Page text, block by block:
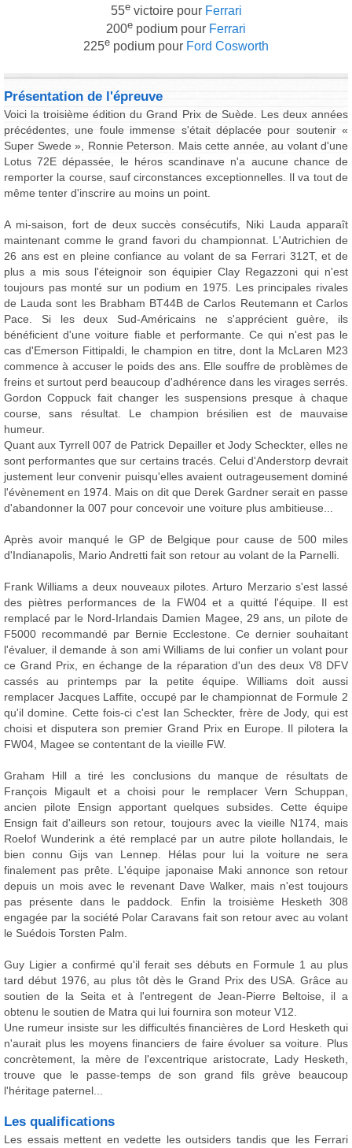
55evictoire pour Ferrari
200e podium pour Ferrari
225e podium pour Ford Cosworth
Présentation de l'épreuve
Voici la troisième édition du Grand Prix de Suède. Les deux années
précédentes, une foule immense s'était déplacée pour soutenir «
Super Swede », Ronnie Peterson. Mais cette année, au volant d'une
Lotus 72E dépassée, le héros scandinave n'a aucune chance de
remporter la course, sauf circonstances exceptionnelles. Il va tout de
même tenter d'inscrire au moins un point.
A mi-saison, fort de deux succès consécutifs, Niki Lauda apparaît
maintenant comme le grand favori du championnat. L'Autrichien de
26 ans est en pleine confiance au volant de sa Ferrari 312T, et de
plus a mis sous l'éteignoir son équipier Clay Regazzoni qui n'est
toujours pas monté sur un podium en 1975. Les principales rivales
de Lauda sont les Brabham BT44B de Carlos Reutemann et Carlos
Pace. Si les deux Sud-Américains ne s'apprécient guère, ils
bénéficient d'une voiture fiable et performante. Ce qui n'est pas le
cas d'Emerson Fittipaldi, le champion en titre, dont la McLaren M23
commence à accuser le poids des ans. Elle souffre de problèmes de
freins et surtout perd beaucoup d'adhérence dans les virages serrés.
Gordon Coppuck fait changer les suspensions presque à chaque
course, sans résultat. Le champion brésilien est de mauvaise
humeur.
Quant aux Tyrrell 007 de Patrick Depailler et Jody Scheckter, elles ne
sont performantes que sur certains tracés. Celui d'Anderstorp devrait
justement leur convenir puisqu'elles avaient outrageusement dominé
l'évènement en 1974. Mais on dit que Derek Gardner serait en passe
d'abandonner la 007 pour concevoir une voiture plus ambitieuse...
Après avoir manqué le GP de Belgique pour cause de 500 miles
d'Indianapolis, Mario Andretti fait son retour au volant de la Parnelli.
Frank Williams a deux nouveaux pilotes. Arturo Merzario s'est lassé
des piètres performances de la FW04 et a quitté l'équipe. Il est
remplacé par le Nord-Irlandais Damien Magee, 29 ans, un pilote de
F5000 recommandé par Bernie Ecclestone. Ce dernier souhaitant
l'évaluer, il demande à son ami Williams de lui confier un volant pour
ce Grand Prix, en échange de la réparation d'un des deux V8 DFV
cassés au printemps par la petite équipe. Williams doit aussi
remplacer Jacques Laffite, occupé par le championnat de Formule 2
qu'il domine. Cette fois-ci c'est Ian Scheckter, frère de Jody, qui est
choisi et disputera son premier Grand Prix en Europe. Il pilotera la
FW04, Magee se contentant de la vieille FW.
Graham Hill a tiré les conclusions du manque de résultats de
François Migault et a choisi pour le remplacer Vern Schuppan,
ancien pilote Ensign apportant quelques subsides. Cette équipe
Ensign fait d'ailleurs son retour, toujours avec la vieille N174, mais
Roelof Wunderink a été remplacé par un autre pilote hollandais, le
bien connu Gijs van Lennep. Hélas pour lui la voiture ne sera
finalement pas prête. L'équipe japonaise Maki annonce son retour
depuis un mois avec le revenant Dave Walker, mais n'est toujours
pas présente dans le paddock. Enfin la troisième Hesketh 308
engagée par la société Polar Caravans fait son retour avec au volant
le Suédois Torsten Palm.
Guy Ligier a confirmé qu'il ferait ses débuts en Formule 1 au plus
tard début 1976, au plus tôt dès le Grand Prix des USA. Grâce au
soutien de la Seita et à l'entregent de Jean-Pierre Beltoise, il a
obtenu le soutien de Matra qui lui fournira son moteur V12.
Une rumeur insiste sur les difficultés financières de Lord Hesketh qui
n'aurait plus les moyens financiers de faire évoluer sa voiture. Plus
concrètement, la mère de l'excentrique aristocrate, Lady Hesketh,
trouve que le passe-temps de son grand fils grève beaucoup
l'héritage paternel...
Les qualifications
Les essais mettent en vedette les outsiders tandis que les Ferrari